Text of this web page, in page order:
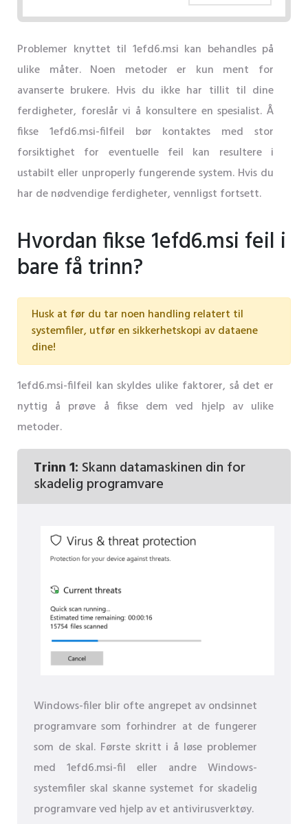
Problemer knyttet til 1efd6.msi kan behandles på
ulike måter. Noen metoder er kun ment for
avanserte brukere. Hvis du ikke har tillit til dine
ferdigheter, foreslår vi å konsultere en spesialist. Å
fikse 1efd6.msi-filfeil bør kontaktes med stor
forsiktighet for eventuelle feil kan resultere i
ustabilt eller unproperly fungerende system. Hvis du
har de nødvendige ferdigheter, vennligst fortsett.
Hvordan fikse 1efd6.msi feil i
bare få trinn?
Husk at før du tar noen handling relatert til
systemfiler, utfør en sikkerhetskopi av dataene
dine!
1efd6.msi-filfeil kan skyldes ulike faktorer, så det er
nyttig å prøve å fikse dem ved hjelp av ulike
metoder.
Trinn 1: Skann datamaskinen din for
skadelig programvare
Windows-filer blir ofte angrepet av ondsinnet
programvare som forhindrer at de fungerer
som de skal. Første skritt i å løse problemer
med 1efd6.msi-fil eller andre Windows-
systemfiler skal skanne systemet for skadelig
programvare ved hjelp av et antivirusverktøy.